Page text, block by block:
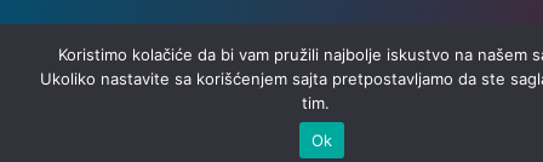
Koristimo kolačiće da bi vam pružili najbolje iskustvo na našem
Ukoliko nastavite sa korišćenjem sajta pretpostavljamo da ste
tim.
Ok